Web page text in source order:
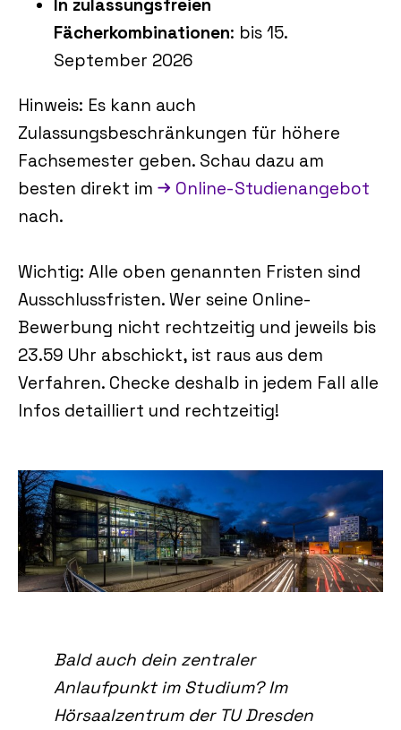
In zulassungsfreien
Fächerkombinationen: bis 15.
September 2026
Hinweis: Es kann auch
Zulassungsbeschränkungen für höhere
Fachsemester geben. Schau dazu am
besten direkt im
Online-Studienangebot
nach.
Wichtig: Alle oben genannten Fristen sind
Ausschlussfristen. Wer seine Online-
Bewerbung nicht rechtzeitig und jeweils bis
23.59 Uhr abschickt, ist raus aus dem
Verfahren. Checke deshalb in jedem Fall alle
Infos detailliert und rechtzeitig!
Bald auch dein zentraler
Anlaufpunkt im Studium? Im
Hörsaalzentrum der TU Dresden